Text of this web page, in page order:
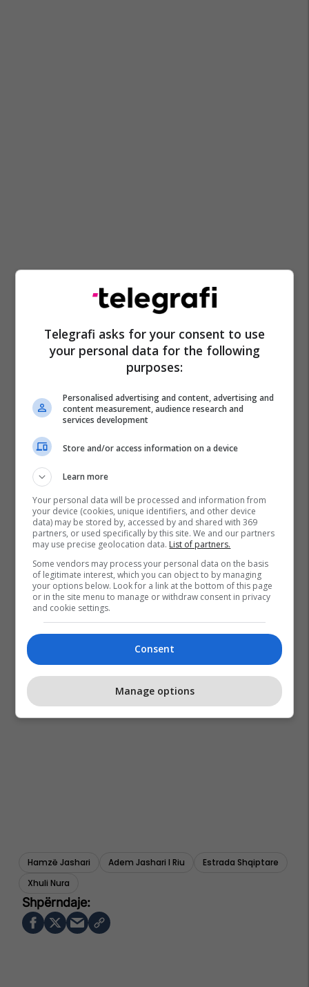
Hamzë Jashari Adem Jashari I Riu
Estrada Shqiptare
Xhuli Nura
Telegrafi asks for your consent to use
your personal data for the following
purposes:
Personalised advertising and content, advertising and
content measurement, audience research and
services development
Store and/or access information on a device
Learn more
Your personal data will be processed and information from
your device (cookies, unique identifiers, and other device
data) may be stored by, accessed by and shared with 369
partners, or used specifically by this site. We and our partners
may use precise geolocation data. List of partners.
Some vendors may process your personal data on the basis
of legitimate interest, which you can object to by managing
your options below. Look for a link at the bottom of this page
or in the site menu to manage or withdraw consent in privacy
and cookie settings.
Consent
Manage options